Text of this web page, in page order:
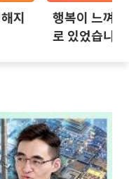
지
행복이 느껴
로 있었습니